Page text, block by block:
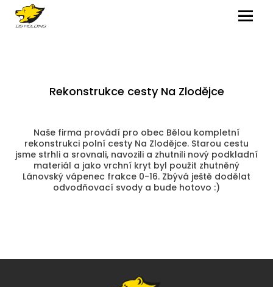
MENU
Rekonstrukce cesty Na Zlodějce
Naše firma provádí pro obec Bělou kompletní
rekonstrukci polní cesty Na Zlodějce. Starou cestu
jsme strhli a srovnali, navozili a zhutnili nový podkladní
materiál a jako vrchní kryt byl použit zhutněný
Lánovský vápenec frakce 0-16. Zbývá ještě dodělat
odvodňovací svody a bude hotovo :)